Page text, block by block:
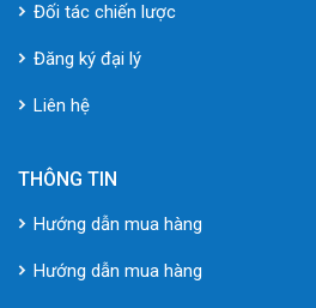
Đối tác chiến lược
Đăng ký đại lý
Liên hệ
THÔNG TIN
Hướng dẫn mua hàng
Hướng dẫn mua hàng